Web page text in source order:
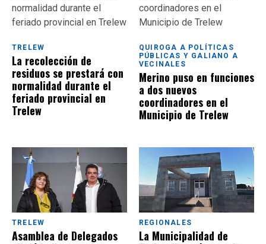
TRELEW
La recolección de
residuos se prestará con
normalidad durante el
feriado provincial en
Trelew
QUIROGA A POLÍTICAS
PÚBLICAS Y GALIANO A
VECINALES
Merino puso en funciones
a dos nuevos
coordinadores en el
Municipio de Trelew
TRELEW
Asamblea de Delegados
REGIONALES
La Municipalidad de